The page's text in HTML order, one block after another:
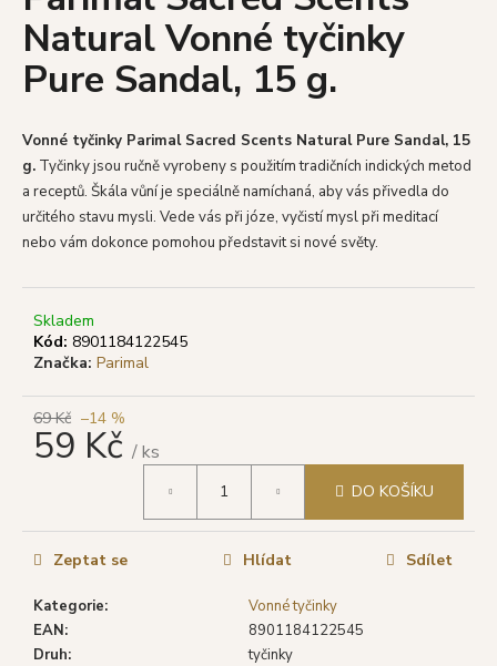
0,0
z
5
hvězdiček.
Natural Vonné tyčinky
Pure Sandal, 15 g.
Vonné tyčinky Parimal Sacred Scents Natural Pure Sandal, 15
g. Tyčinkyjsou ručně vyrobeny s použitím tradičních indických metod
a receptů. Škála vůní je speciálně namíchaná, aby vás přivedla do
určitého stavu mysli. Vede vás při józe, vyčistí mysl při meditací
nebo vám dokonce pomohou představit si nové světy.
Skladem
Kód: 8901184122545
Značka: Parimal
69 Kč –14 %
59 Kč / ks
DO KOŠÍKU
Kategorie:
Vonné tyčinky
EAN:
8901184122545
Druh:
tyčinky
Zeptat se Hlídat Sdílet
a
j
í
?
HLEDAT
D
o
p
o
u
m